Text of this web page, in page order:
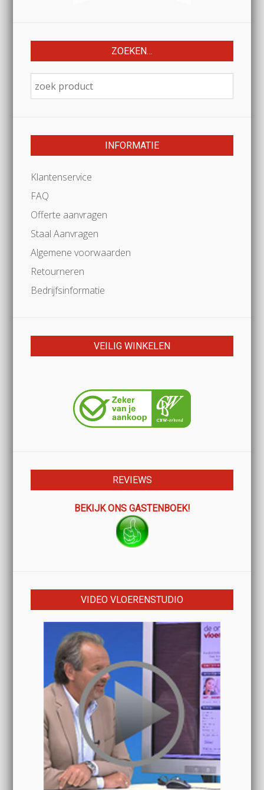
ZOEKEN…
INFORMATIE
Klantenservice
FAQ
Offerte aanvragen
Staal Aanvragen
Algemene voorwaarden
Retourneren
Bedrijfsinformatie
VEILIG WINKELEN
REVIEWS
BEKIJK ONS GASTENBOEK!
VIDEO VLOERENSTUDIO